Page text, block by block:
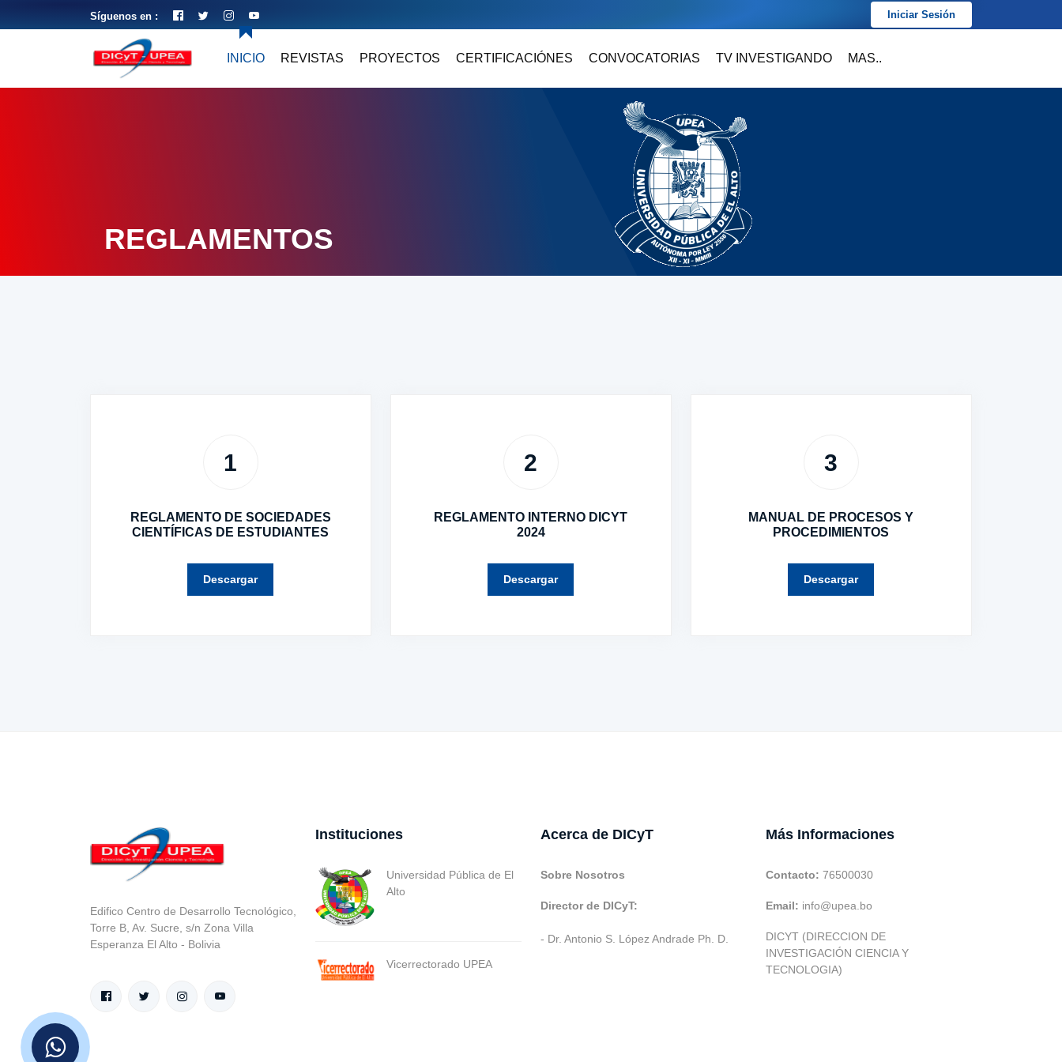
Síguenos en : Iniciar Sesión
INICIO REVISTAS PROYECTOS CERTIFICACIÓNES CONVOCATORIAS TV INVESTIGANDO MAS..
REGLAMENTOS
1
REGLAMENTO DE SOCIEDADES
CIENTÍFICAS DE ESTUDIANTES
Descargar
2
REGLAMENTO INTERNO DICYT
2024
Descargar
3
MANUAL DE PROCESOS Y
PROCEDIMIENTOS
Descargar
Edifico Centro de Desarrollo Tecnológico,
Torre B, Av. Sucre, s/n Zona Villa
Esperanza El Alto - Bolivia
Instituciones
Universidad Pública de El
Alto
Vicerrectorado UPEA
Acerca de DICyT
Sobre Nosotros
Director de DICyT:
- Dr. Antonio S. López Andrade Ph. D.
Más Informaciones
Contacto: 76500030
Email: info@upea.bo
DICYT (DIRECCION DE
INVESTIGACIÓN CIENCIA Y
TECNOLOGIA)